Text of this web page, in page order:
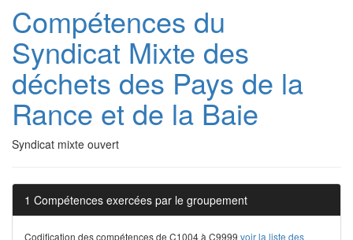
Compétences du
Syndicat Mixte des
déchets des Pays de la
Rance et de la Baie
Syndicat mixte ouvert
1 Compétences exercées par le groupement
Codification des compétences de C1004 à C9999 voir la liste des